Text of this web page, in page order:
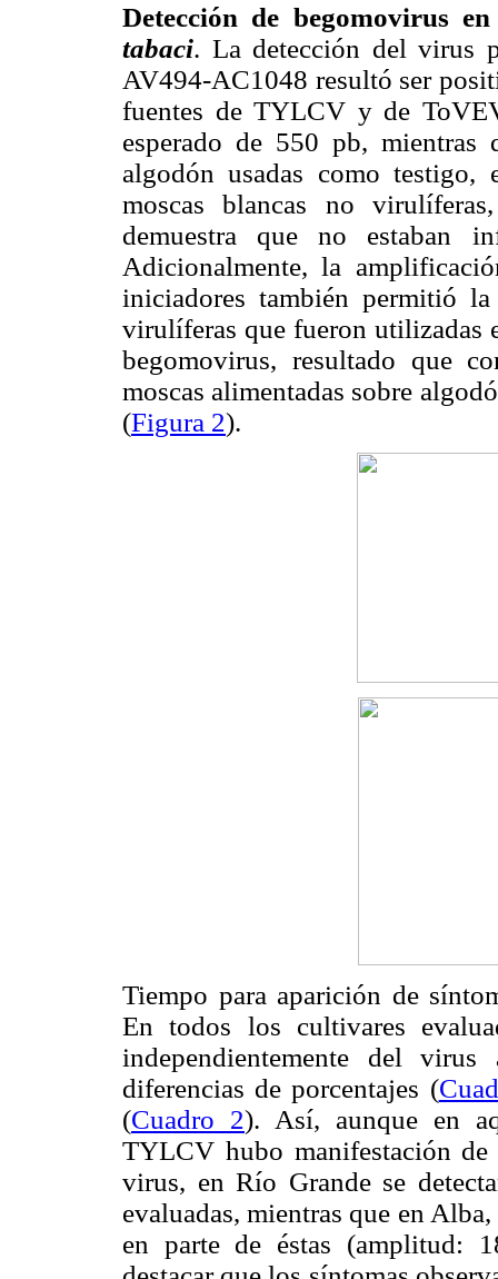
Detección de begomovirus
tabaci. La detección del virus
AV494-AC1048 resultó ser
fuentes de TYLCV y de
esperado de 550 pb, mientras
algodón usadas como
moscas blancas no
demuestra que no estaban
Adicionalmente, la
iniciadores también permitió
virulíferas que fueron utilizadas
begomovirus, resultado que
moscas alimentadas sobre
(Figura 2).
Tiempo para aparición de
En todos los cultivares
independientemente del
diferencias de porcentajes (
(Cuadro 2). Así, aunque en
TYLCV hubo manifestación
virus, en Río Grande se
evaluadas, mientras que en
en parte de éstas (amplitud: